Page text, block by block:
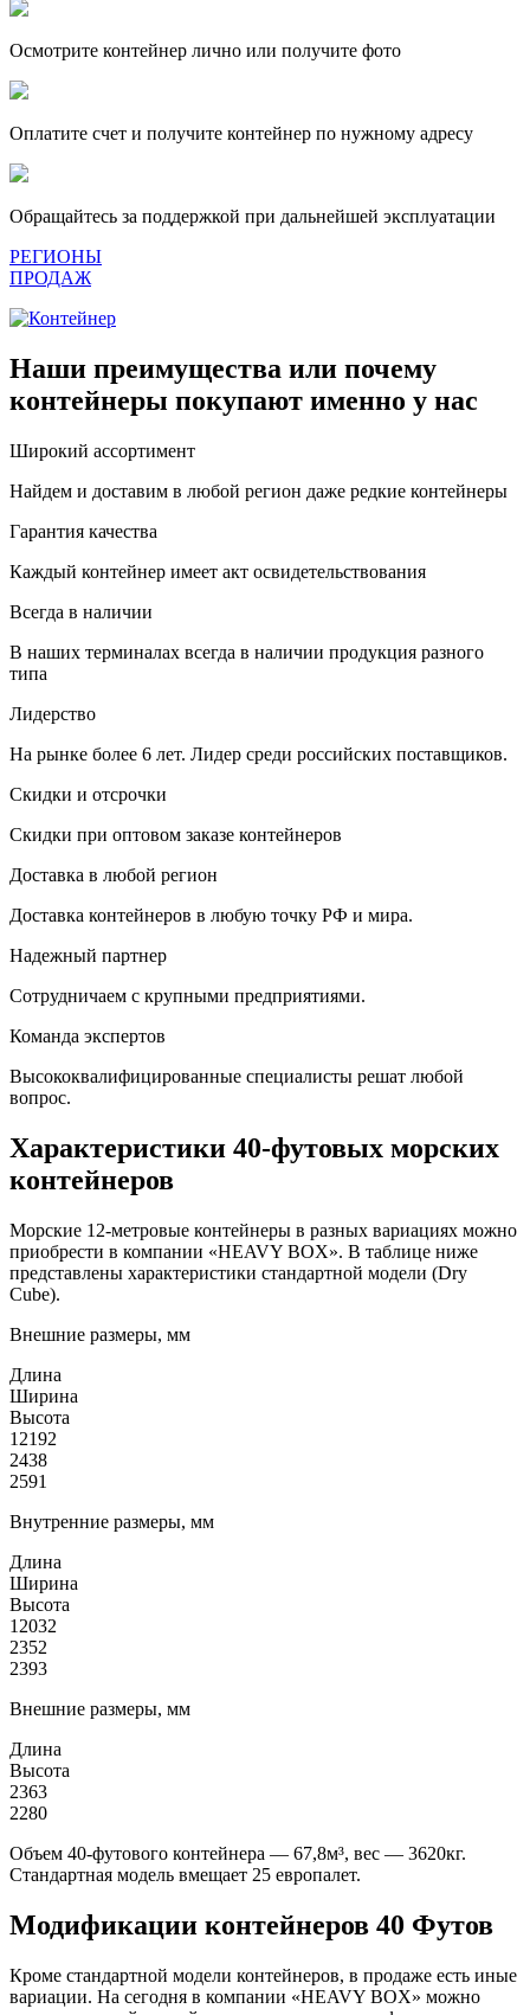
Осмотрите контейнер лично или получите фото
Оплатите счет и получите контейнер по нужному адресу
Обращайтесь за поддержкой при дальнейшей эксплуатации
РЕГИОНЫ
ПРОДАЖ
Наши преимущества или почему
контейнеры покупают именно у нас
Широкий ассортимент
Найдем и доставим в любой регион даже редкие контейнеры
Гарантия качества
Каждый контейнер имеет акт освидетельствования
Всегда в наличии
В наших терминалах всегда в наличии продукция разного
типа
Лидерство
На рынке более 6 лет. Лидер среди российских поставщиков.
Скидки и отсрочки
Скидки при оптовом заказе контейнеров
Доставка в любой регион
Доставка контейнеров в любую точку РФ и мира.
Надежный партнер
Сотрудничаем с крупными предприятиями.
Команда экспертов
Высококвалифицированные специалисты решат любой
вопрос.
Характеристики 40-футовых морских
контейнеров
Морские 12-метровые контейнеры в разных вариациях можно
приобрести в компании «HEAVY BOX». В таблице ниже
представлены характеристики стандартной модели (Dry
Cube).
Внешние размеры, мм
Длина
Ширина
Высота
12192
2438
2591
Внутренние размеры, мм
Длина
Ширина
Высота
12032
2352
2393
Внешние размеры, мм
Длина
Высота
2363
2280
Объем 40-футового контейнера — 67,8м³, вес — 3620кг.
Стандартная модель вмещает 25 европалет.
Модификации контейнеров 40 Футов
Кроме стандартной модели контейнеров, в продаже есть иные
вариации. На сегодня в компании «HEAVY BOX» можно